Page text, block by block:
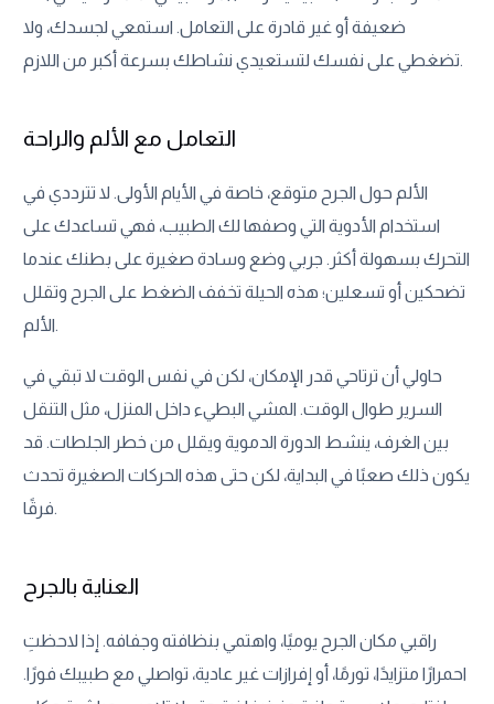
ضعيفة أو غير قادرة على التعامل. استمعي لجسدك، ولا
تضغطي على نفسك لتستعيدي نشاطك بسرعة أكبر من اللازم.
التعامل مع الألم والراحة
الألم حول الجرح متوقع، خاصة في الأيام الأولى. لا تترددي في
استخدام الأدوية التي وصفها لك الطبيب، فهي تساعدك على
التحرك بسهولة أكثر. جربي وضع وسادة صغيرة على بطنك عندما
تضحكين أو تسعلين؛ هذه الحيلة تخفف الضغط على الجرح وتقلل
الألم.
حاولي أن ترتاحي قدر الإمكان، لكن في نفس الوقت لا تبقي في
السرير طوال الوقت. المشي البطيء داخل المنزل، مثل التنقل
بين الغرف، ينشط الدورة الدموية ويقلل من خطر الجلطات. قد
يكون ذلك صعبًا في البداية، لكن حتى هذه الحركات الصغيرة تحدث
فرقًا.
العناية بالجرح
راقبي مكان الجرح يوميًا، واهتمي بنظافته وجفافه. إذا لاحظتِ
احمرارًا متزايدًا، تورمًا، أو إفرازات غير عادية، تواصلي مع طبيبك فورًا.